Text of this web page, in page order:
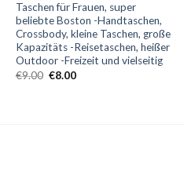
Taschen für Frauen, super
beliebte Boston -Handtaschen,
Crossbody, kleine Taschen, große
Kapazitäts -Reisetaschen, heißer
Outdoor -Freizeit und vielseitig
€9.00 €8.00